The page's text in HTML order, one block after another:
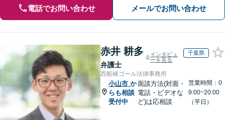
電話でお問い合わせ メールでお問い合わせ
赤井 耕多
弁護士
インタビュ
ーを見る
千葉県
西船橋ゴール法律事務所
小山市 か
らも相談
受付中
面談方法(対面・
電話・ビデオな
ど)は応相談
営業時間：0
9:00~20:00
（平日）